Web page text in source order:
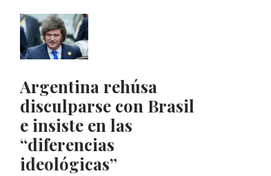
Argentina rehúsa
disculparse con Brasil
e insiste en las
“diferencias
ideológicas”